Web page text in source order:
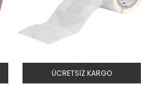
ÜCRETSIZ KARGO